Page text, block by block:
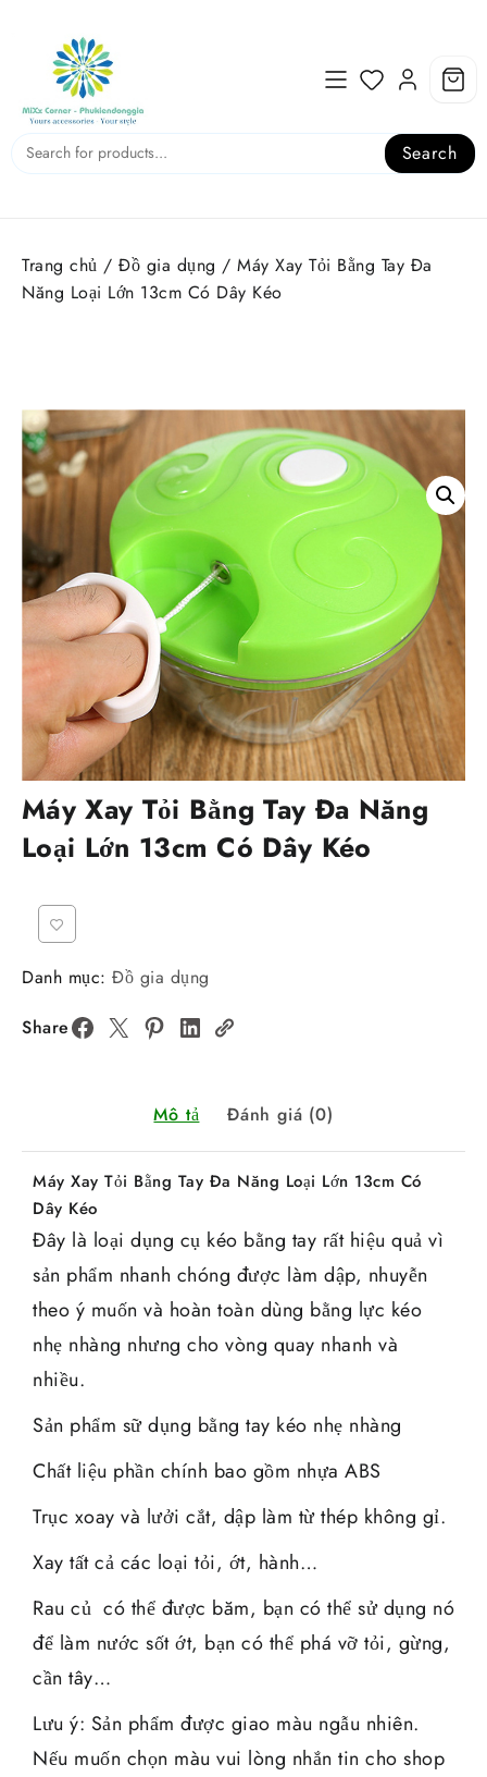
content
Search
Trang chủ / Đồ gia dụng / Máy Xay Tỏi Bằng Tay Đa
Năng Loại Lớn 13cm Có Dây Kéo
Máy Xay Tỏi Bằng Tay Đa Năng
Loại Lớn 13cm Có Dây Kéo
Danh mục: Đồ gia dụng
Share
Mô tả Đánh giá (0)
Máy Xay Tỏi Bằng Tay Đa Năng Loại Lớn 13cm Có
Dây Kéo
Đây là loại dụng cụ kéo bằng tay rất hiệu quả vì
sản phẩm nhanh chóng được làm dập, nhuyễn
theo ý muốn và hoàn toàn dùng bằng lực kéo
nhẹ nhàng nhưng cho vòng quay nhanh và
nhiều.
Sản phẩm sữ dụng bằng tay kéo nhẹ nhàng
Chất liệu phần chính bao gồm nhựa ABS
Trục xoay và lưởi cắt, dập làm từ thép không gỉ.
Xay tất cả các loại tỏi, ớt, hành…
Rau củ có thể được băm, bạn có thể sử dụng nó
để làm nước sốt ớt, bạn có thể phá vỡ tỏi, gừng,
cần tây…
Lưu ý: Sản phẩm được giao màu ngẫu nhiên.
Nếu muốn chọn màu vui lòng nhắn tin cho shop